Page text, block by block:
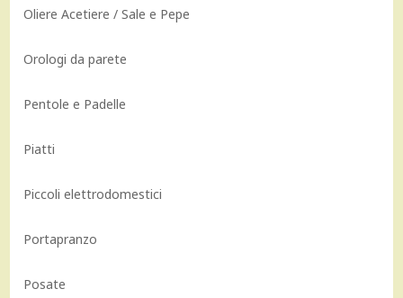
Oliere Acetiere / Sale e Pepe
Orologi da parete
Pentole e Padelle
Piatti
Piccoli elettrodomestici
Portapranzo
Posate